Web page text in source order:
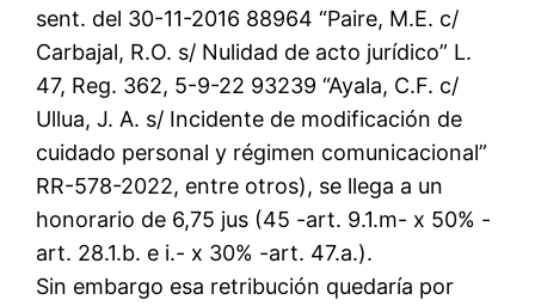
sent. del 30-11-2016 88964 “Paire, M.E. c/
Carbajal, R.O. s/ Nulidad de acto jurídico” L.
47, Reg. 362, 5-9-22 93239 “Ayala, C.F. c/
Ullua, J. A. s/ Incidente de modificación de
cuidado personal y régimen comunicacional”
RR-578-2022, entre otros), se llega a un
honorario de 6,75 jus (45 -art. 9.1.m- x 50% -
art. 28.1.b. e i.- x 30% -art. 47.a.).
Sin embargo esa retribución quedaría por